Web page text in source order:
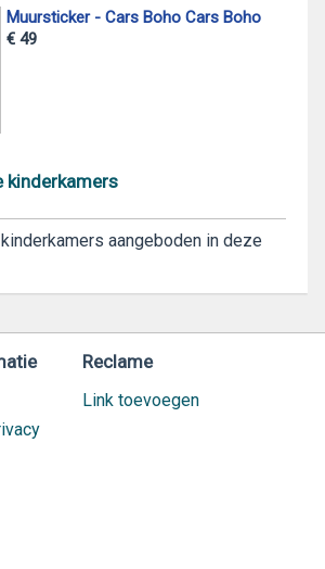
Muursticker - Cars Boho Cars Boho
€ 49
kinderkamers
aangeboden in deze
Reclame
Link toevoegen